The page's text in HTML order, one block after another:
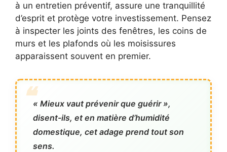
à un entretien préventif, assure une tranquillité
d’esprit et protège votre investissement. Pensez
à inspecter les joints des fenêtres, les coins de
murs et les plafonds où les moisissures
apparaissent souvent en premier.
« Mieux vaut prévenir que guérir »,
disent-ils, et en matière d’humidité
domestique, cet adage prend tout son
sens.